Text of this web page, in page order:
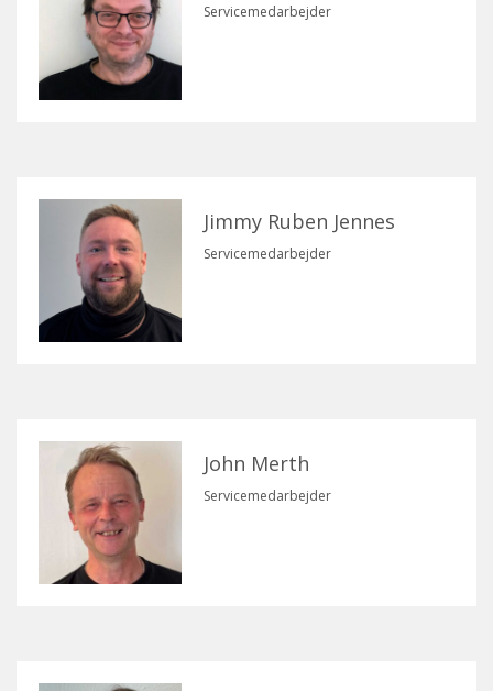
Servicemedarbejder
Jimmy Ruben Jennes
Servicemedarbejder
John Merth
Servicemedarbejder